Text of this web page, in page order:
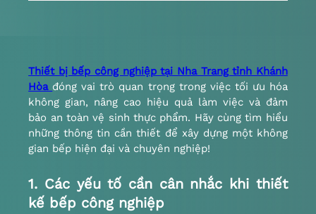
Thiết bị bếp công nghiệp tại Nha Trang tỉnh Khánh
Hòa đóng vai trò quan trọng trong việc tối ưu hóa
không gian, nâng cao hiệu quả làm việc và đảm
bảo an toàn vệ sinh thực phẩm. Hãy cùng tìm hiểu
những thông tin cần thiết để xây dựng một không
gian bếp hiện đại và chuyên nghiệp!
1. Các yếu tố cần cân nhắc khi thiết
kế bếp công nghiệp